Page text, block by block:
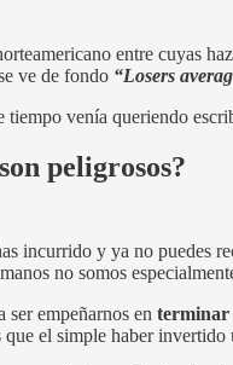
entre cuyas
ve de fondo “Losers
venía queriendo
peligrosos?
incurrido y ya no puedes
no somos
empeñarnos en terminar
el simple haber